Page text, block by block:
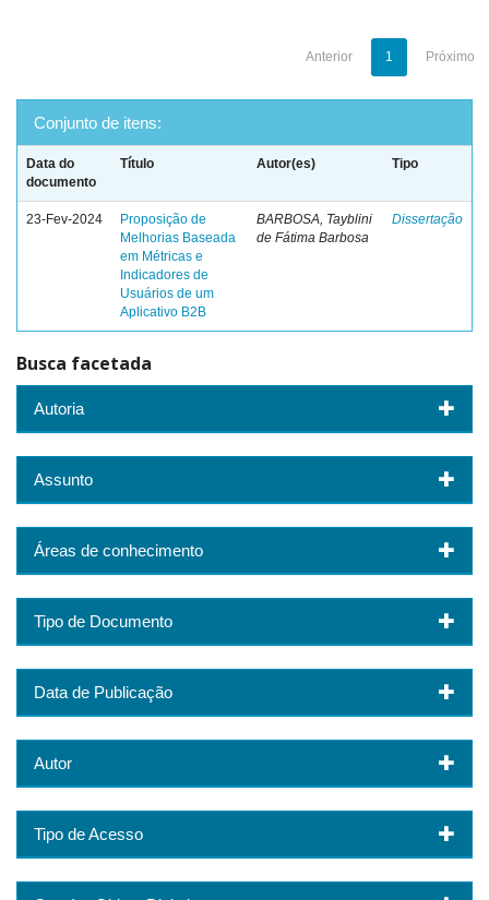
Anterior 1 Próximo
Conjunto de itens:
Data do
documento
Título Autor(es) Tipo
23-Fev-2024
Proposição de
Melhorias Baseada
em Métricas e
Indicadores de
Usuários de um
Aplicativo B2B
BARBOSA, Tayblini
de Fátima Barbosa
Dissertação
Busca facetada
Autoria
Assunto
Áreas de conhecimento
Tipo de Documento
Data de Publicação
Autor
Tipo de Acesso